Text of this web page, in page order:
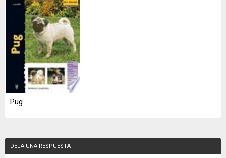
Pug
DEJA UNA RESPUESTA